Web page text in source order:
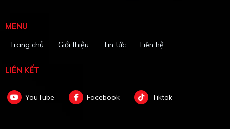
MENU
Trang chủ Giới thiệu Tin tức Liên hệ
LIÊN KẾT
YouTube Facebook Tiktok